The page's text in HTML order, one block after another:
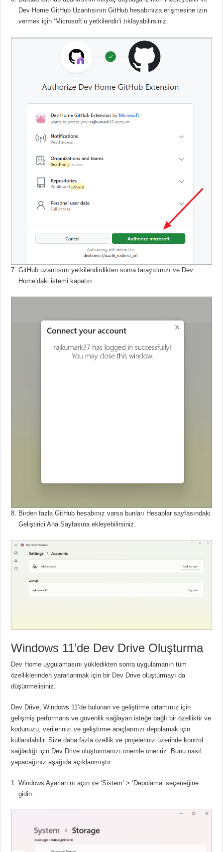
Dev Home GitHub Uzantısının GitHub hesabınıza erişmesine izin
vermek için ‘Microsoft’u yetkilendir’i tıklayabilirsiniz.
GitHub uzantısını yetkilendirdikten sonra tarayıcınızı ve Dev
Home’daki istemi kapatın.
Birden fazla GitHub hesabınız varsa bunları Hesaplar sayfasındaki
Geliştirici Ana Sayfasına ekleyebilirsiniz.
Windows 11’de Dev Drive Oluşturma
Dev Home uygulamasını yükledikten sonra uygulamanın tüm
özelliklerinden yararlanmak için bir Dev Drive oluşturmayı da
düşünmelisiniz.
Dev Drive, Windows 11’de bulunan ve geliştirme ortamınız için
gelişmiş performans ve güvenlik sağlayan isteğe bağlı bir özelliktir ve
kodunuzu, verilerinizi ve geliştirme araçlarınızı depolamak için
kullanılabilir.Size daha fazla özellik ve projeleriniz üzerinde kontrol
sağladığı için Dev Drive oluşturmanızı önemle öneririz. Bunu nasıl
yapacağınız aşağıda açıklanmıştır:
Windows Ayarları’nı açın ve ‘Sistem’ > ‘Depolama’ seçeneğine
gidin.